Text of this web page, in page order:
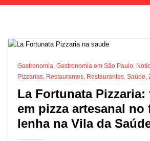
Gastronomia Gastronomia em São Paulo,
Pizzarias, Restaurantes, Restaurantes, Saúde
La Fortunata Pizzaria:
em pizza artesanal no
lenha na Vila da